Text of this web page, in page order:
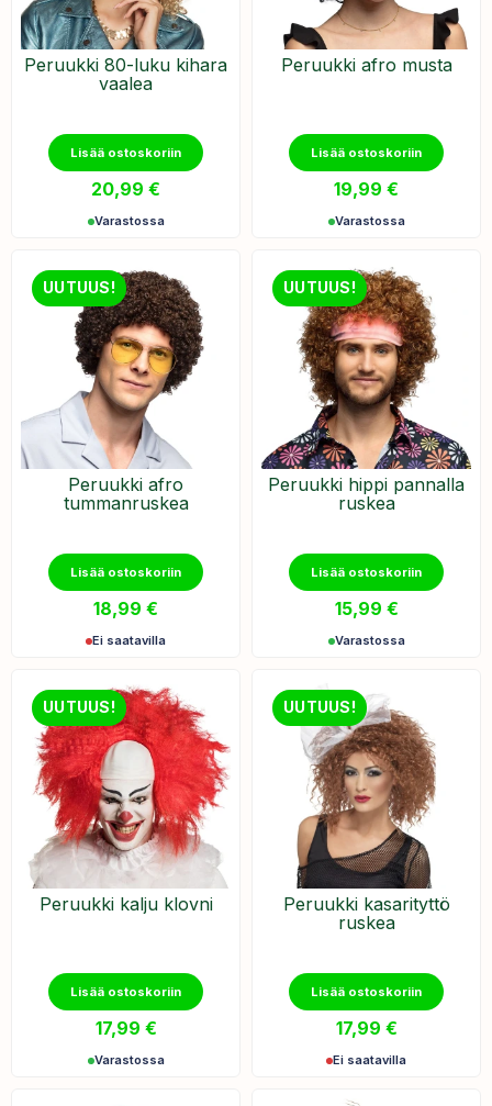
Peruukki 80-luku kihara
vaalea
Lisää ostoskoriin
20,99 €
Varastossa
Peruukki afro musta
Lisää ostoskoriin
19,99 €
Varastossa
UUTUUS!
Peruukki afro
tummanruskea
Lisää ostoskoriin
18,99 €
Ei saatavilla
UUTUUS!
Peruukki hippi pannalla
ruskea
Lisää ostoskoriin
15,99 €
Varastossa
UUTUUS!
Peruukki kalju klovni
Lisää ostoskoriin
17,99 €
Varastossa
UUTUUS!
Peruukki kasarityttö
ruskea
Lisää ostoskoriin
17,99 €
Ei saatavilla